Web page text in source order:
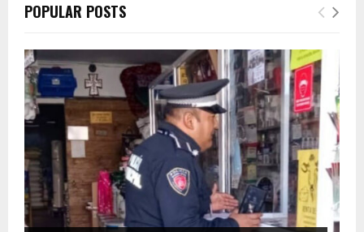
POPULAR POSTS